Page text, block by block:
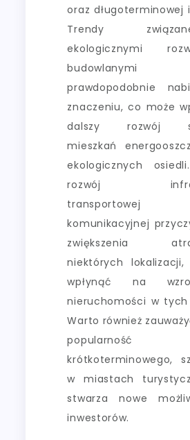
oraz długoterminowej
Trendy
ekologicznymi
prawdopodobnie
znaczeniu, co może
dalszy rozwój
mieszkań
ekologicznych
rozwój
komunikacyjnej
zwiększenia
niektórych
wpłynąć na
nieruchomości w tych
Warto również
popularność
krótkoterminowego,
w miastach
stwarza nowe
inwestorów.